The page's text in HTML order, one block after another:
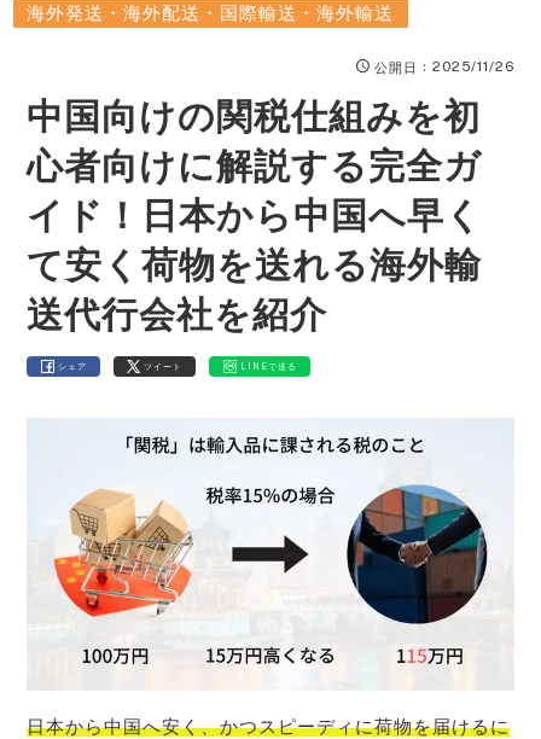
海外発送・海外配送・国際輸送・海外輸送
公開日 ：2025/11/26
中国向けの関税仕組みを初
心者向けに解説する完全ガ
イド！日本から中国へ早く
て安く荷物を送れる海外輸
送代行会社を紹介
シェア ツイート LINEで送る
日本から中国へ安く、かつスピーディに荷物を届けるに